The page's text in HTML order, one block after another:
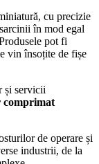
cu precizie
în mod egal
pot fi
vin însoțite de fișe
și servicii
comprimat
de operare și
industrii, de la